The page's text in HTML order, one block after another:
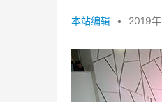
本站编辑 • 2019